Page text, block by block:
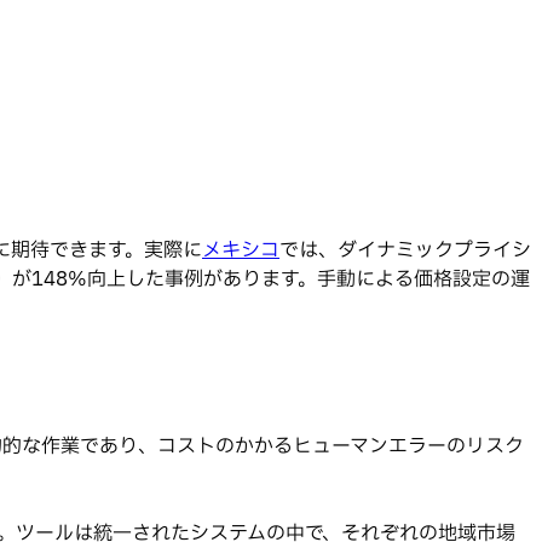
待できます。実際にメキシコでは、ダイナミックプライシ
148%向上した事例があります。手動による価格設定の運
な作業であり、コストのかかるヒューマンエラーのリスク
ールは統一されたシステムの中で、それぞれの地域市場